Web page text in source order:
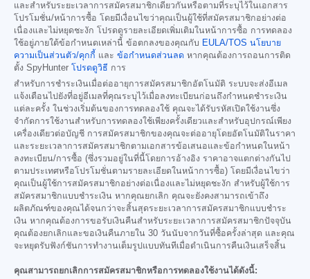
และสำหรับระยะเวลาการสมัครสมาชิกเดียวกันหรือตามที่ระบุไว้ในเอกสาร
โปรโมชั่น/หน้าการซื้อ โดยมีเงื่อนไขว่าคุณเป็นผู้ใช้ที่สมัครสมาชิกอย่างต่อ
เนื่องและไม่หยุดชะงัก โปรดดูรายละเอียดเพิ่มเติมในหน้าการซื้อ การทดลอง
ใช้อยู่ภายใต้ข้อกำหนดเหล่านี้ ข้อตกลงของคุณกับ EULA/TOS นโยบาย
ความเป็นส่วนตัว/คุกกี้ และ ข้อกำหนดส่วนลด หากคุณต้องการถอนการติด
ตั้ง SpyHunter โปรดดูวิธี การ
สำหรับการชำระเงินเมื่อต่ออายุการสมัครสมาชิกอัตโนมัติ ระบบจะส่งอีเมล
แจ้งเตือนไปยังที่อยู่อีเมลที่คุณระบุไว้เมื่อลงทะเบียนก่อนถึงกำหนดชำระเงิน
แต่ละครั้ง ในช่วงเริ่มต้นของการทดลองใช้ คุณจะได้รับรหัสเปิดใช้งานซึ่ง
จำกัดการใช้งานสำหรับการทดลองใช้เพียงครั้งเดียวและสำหรับอุปกรณ์เพียง
เครื่องเดียวต่อบัญชี การสมัครสมาชิกของคุณจะต่ออายุโดยอัตโนมัติในราคา
และระยะเวลาการสมัครสมาชิกตามเอกสารข้อเสนอและข้อกำหนดในหน้า
ลงทะเบียน/การซื้อ (ซึ่งรวมอยู่ในที่นี้โดยการอ้างอิง ราคาอาจแตกต่างกันไป
ตามประเทศหรือโปรโมชั่นตามรายละเอียดในหน้าการซื้อ) โดยมีเงื่อนไขว่า
คุณเป็นผู้ใช้การสมัครสมาชิกอย่างต่อเนื่องและไม่หยุดชะงัก สำหรับผู้ใช้การ
สมัครสมาชิกแบบชำระเงิน หากคุณยกเลิก คุณจะยังคงสามารถเข้าถึง
ผลิตภัณฑ์ของคุณได้จนกว่าจะสิ้นสุดระยะเวลาการสมัครสมาชิกแบบชำระ
เงิน หากคุณต้องการขอรับเงินคืนสำหรับระยะเวลาการสมัครสมาชิกปัจจุบัน
คุณต้องยกเลิกและขอเงินคืนภายใน 30 วันนับจากวันที่ซื้อครั้งล่าสุด และคุณ
จะหยุดรับฟังก์ชันการทำงานเต็มรูปแบบทันทีเมื่อดำเนินการคืนเงินเสร็จสิ้น
คุณสามารถยกเลิกการสมัครสมาชิกหรือการทดลองใช้งานได้ดังนี้: